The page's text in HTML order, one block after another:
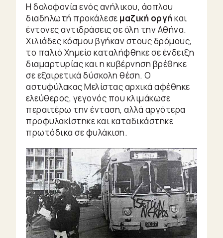
Η δολοφονία ενός ανήλικου, άοπλου
διαδηλωτή προκάλεσε μαζική οργήκαι
έντονες αντιδράσεις σε όλη την Αθήνα.
Χιλιάδες κόσμου βγήκαν στους δρόμους,
το παλιό Χημείο καταλήφθηκε σε ένδειξη
διαμαρτυρίας και η κυβέρνηση βρέθηκε
σε εξαιρετικά δύσκολη θέση. Ο
αστυφύλακας Μελίστας αρχικά αφέθηκε
ελεύθερος, γεγονός που κλιμάκωσε
περαιτέρω την ένταση, αλλά αργότερα
προφυλακίστηκε και καταδικάστηκε
πρωτόδικα σε φυλάκιση.